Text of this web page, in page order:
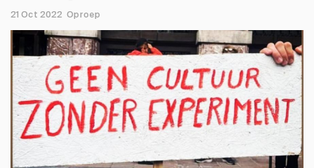
21 Oct 2022 Oproep